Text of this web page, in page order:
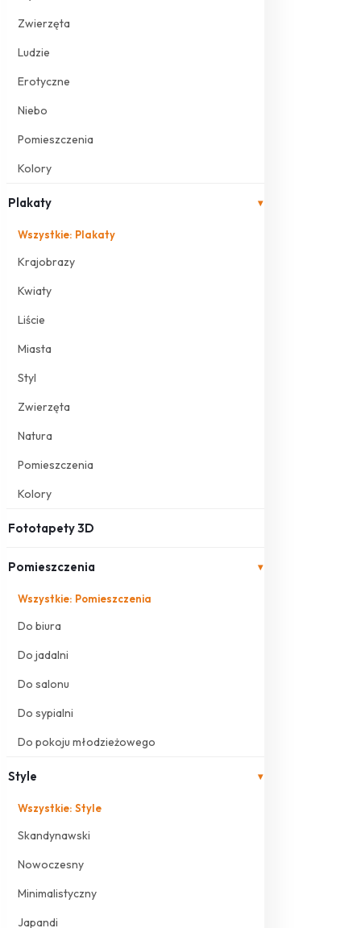
Zwierzęta
Ludzie
Erotyczne
Niebo
Pomieszczenia
Kolory
Plakaty ▾
Wszystkie: Plakaty
Krajobrazy
Kwiaty
Liście
Miasta
Styl
Zwierzęta
Natura
Pomieszczenia
Kolory
Fototapety 3D
Pomieszczenia ▾
Wszystkie: Pomieszczenia
Do biura
Do jadalni
Do salonu
Do sypialni
Do pokoju młodzieżowego
Style ▾
Wszystkie: Style
Skandynawski
Nowoczesny
Minimalistyczny
Japandi